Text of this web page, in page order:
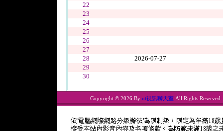
22
23
24
25
26
27
28
2026-07-27
29
30
Copyright © 2026 By ut視訊聊天室 All Rights Reserved.